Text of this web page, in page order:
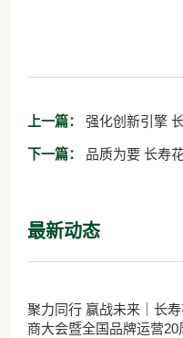
上一篇： 强化创新引擎
下一篇： 品质为
最新动态
聚力同行 赢战未来｜长
商大会暨全国品牌运营